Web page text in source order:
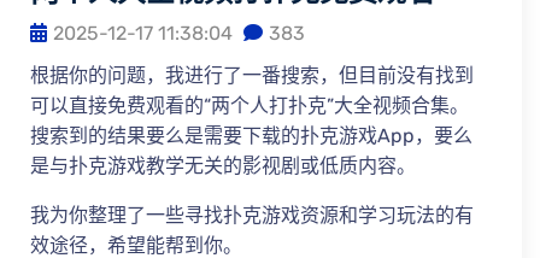
2025-12-17 11:38:04
383
根据你的问题，我进行了一番搜索，但目前没有找到
可以直接免费观看的“两个人打扑克”大全视频合集。
搜索到的结果要么是需要下载的扑克游戏App，要么
是与扑克游戏教学无关的影视剧或低质内容。
我为你整理了一些寻找扑克游戏资源和学习玩法的有
效途径，希望能帮到你。